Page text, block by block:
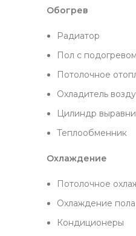
Обогрев
Радиатор
Пол с подогревом
Потолочное
Охладитель
Цилиндр
Теплообменник
Охлаждение
Потолочное
Охлаждение пола
Кондиционеры